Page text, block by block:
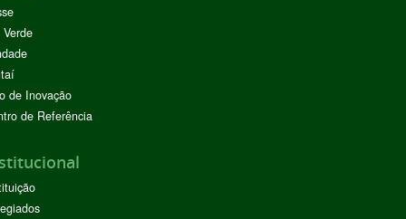
de Inovação
de Referência